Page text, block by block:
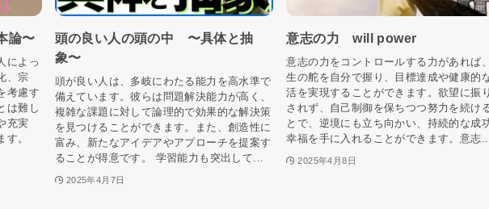
論〜
によっ
、宗
考慮す
は難し
充実
。
頭の良い人の頭の中 〜具体と抽
象〜
頭が良い人は、多岐にわたる能力を高水準で
備えています。彼らは問題解決能力が高く、
複雑な課題に対して論理的で効果的な解決策
を見つけることができます。また、創造性に
富み、新たなアイデアやアプローチを提案す
ることが得意です。 学習能力も突出して...
2025年4月7日
意志の力 will power
意志の力をコントロールする力があれば
生の舵を自分で握り、目標達成や健康的
活を実現することができます。欲望に振
されず、自己制御を保ちつつ努力を続け
とで、逆境にも立ち向かい、持続的な成
幸福を手に入れることができます。意志...
2025年4月8日